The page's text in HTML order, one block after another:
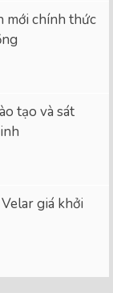
mới chính thức
tạo và sát
giá khởi